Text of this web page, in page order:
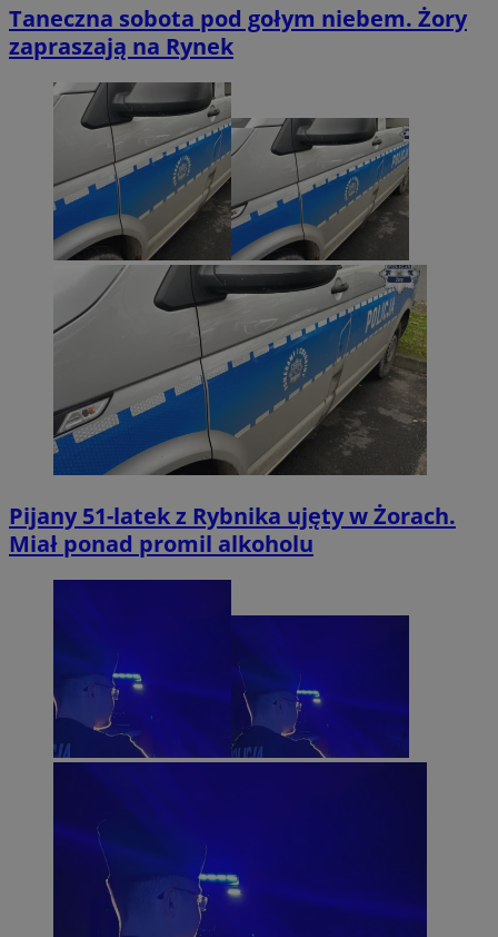
Taneczna sobota pod gołym niebem. Żory
zapraszają na Rynek
Pijany 51-latek z Rybnika ujęty w Żorach.
Miał ponad promil alkoholu